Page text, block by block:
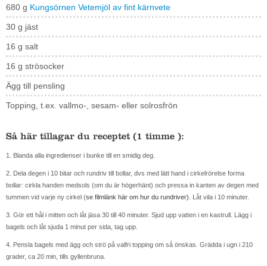
680 g Kungsörnen Vetemjöl av fint kärnvete
30 g jäst
16 g salt
16 g strösocker
Ägg till pensling
Topping, t.ex. vallmo-, sesam- eller solrosfrön
Så här tillagar du receptet (1 timme ):
1. Blanda alla ingredienser i bunke till en smidig deg.
2. Dela degen i 10 bitar och rundriv till bollar, dvs med lätt hand i cirkelrörelse forma
bollar: cirkla handen medsols (om du är högerhänt) och pressa in kanten av degen med
tummen vid varje ny cirkel (se filmlänk här om hur du rundriver). Låt vila i 10 minuter.
3. Gör ett hål i mitten och låt jäsa 30 till 40 minuter. Sjud upp vatten i en kastrull. Lägg i
bagels och låt sjuda 1 minut per sida, tag upp.
4. Pensla bagels med ägg och strö på valfri topping om så önskas. Grädda i ugn i 210
grader, ca 20 min, tills gyllenbruna.